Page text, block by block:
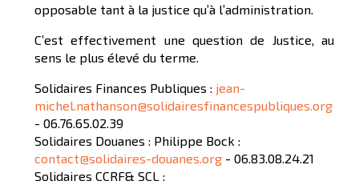
opposable tant à la justice qu’à l’administration.
C’est effectivement une question de Justice, au
sens le plus élevé du terme.
Solidaires Finances Publiques : jean-
michel.nathanson@solidairesfinancespubliques.org
- 06.76.65.02.39
Solidaires Douanes : Philippe Bock :
contact@solidaires-douanes.org - 06.83.08.24.21
Solidaires CCRF& SCL :